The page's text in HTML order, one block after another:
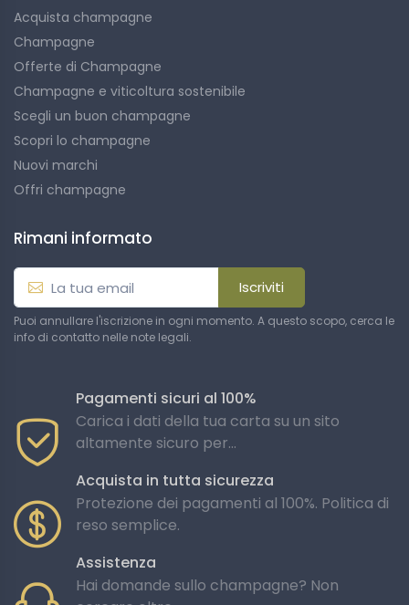
Acquista champagne
Champagne
Offerte di Champagne
Champagne e viticoltura sostenibile
Scegli un buon champagne
Scopri lo champagne
Nuovi marchi
Offri champagne
Rimani informato
Iscriviti
Puoi annullare l'iscrizione in ogni momento. A questo scopo, cerca le
info di contatto nelle note legali.
Pagamenti sicuri al 100%
Carica i dati della tua carta su un sito
altamente sicuro per...
Acquista in tutta sicurezza
Protezione dei pagamenti al 100%. Politica di
reso semplice.
Assistenza
Hai domande sullo champagne? Non